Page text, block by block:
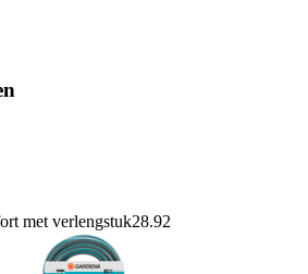
met verlengstuk28.92